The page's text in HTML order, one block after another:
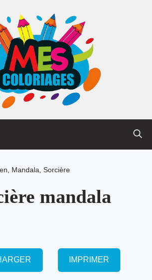
, Mandala, Sorcière
mandala
IMPRIMER